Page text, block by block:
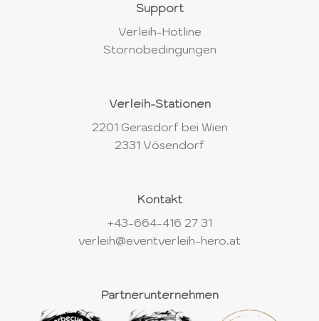
Support
Verleih-Hotline
Stornobedingungen
Verleih-Stationen
2201 Gerasdorf bei Wien
2331 Vösendorf
Kontakt
+43-664-416 27 31
verleih@eventverleih-hero.at
Partnerunternehmen